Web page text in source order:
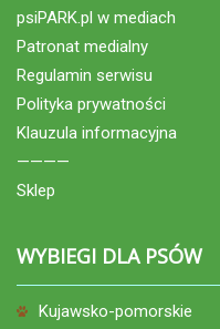
psiPARK.pl w mediach
Patronat medialny
Regulamin serwisu
Polityka prywatności
Klauzula informacyjna
————
Sklep
WYBIEGI DLA PSÓW
Kujawsko-pomorskie